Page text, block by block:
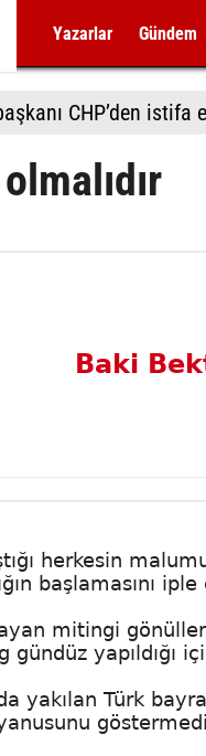
Yazarlar Gündem
CHP’den istifa
Baki
herkesin
başlamasını iple
mitingi
yapıldığı
yakılan Türk